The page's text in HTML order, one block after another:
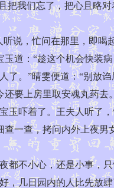
把我们忘了，把心且略对
，忙问在那里，即喝
道：“趁这个机会快装
。”晴雯便道：“别放
要上房里取安魂丸药
吓着了。王夫人听了
一查，拷问内外上夜男
不小心，还是小事，只
几日园内的人比先放